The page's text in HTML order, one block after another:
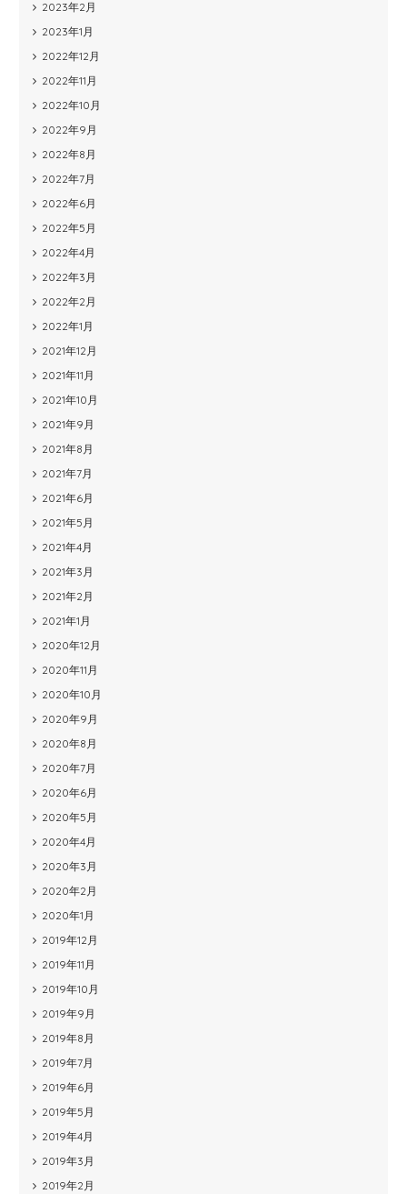
2023年2月
2023年1月
2022年12月
2022年11月
2022年10月
2022年9月
2022年8月
2022年7月
2022年6月
2022年5月
2022年4月
2022年3月
2022年2月
2022年1月
2021年12月
2021年11月
2021年10月
2021年9月
2021年8月
2021年7月
2021年6月
2021年5月
2021年4月
2021年3月
2021年2月
2021年1月
2020年12月
2020年11月
2020年10月
2020年9月
2020年8月
2020年7月
2020年6月
2020年5月
2020年4月
2020年3月
2020年2月
2020年1月
2019年12月
2019年11月
2019年10月
2019年9月
2019年8月
2019年7月
2019年6月
2019年5月
2019年4月
2019年3月
2019年2月